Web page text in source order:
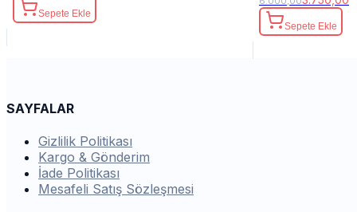
Sepete Ekle
Sepete Ekle
SAYFALAR
Gizlilik Politikası
Kargo & Gönderim
İade Politikası
Mesafeli Satış Sözleşmesi